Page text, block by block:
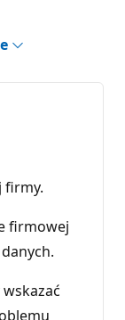
firmy.
firmowej